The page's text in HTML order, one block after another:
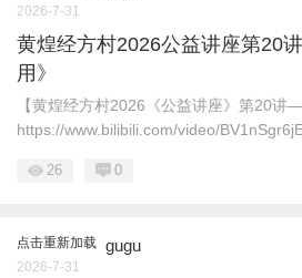
2026-7-31
黄煌经方村2026公益讲座第20
用》
【黄煌经方村2026《公益讲座》第20讲
https://www.bilibili.com/video/
26 0
点击重新加载 gugu
2026-7-31